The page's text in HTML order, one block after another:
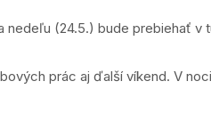
(24.5.) bude prebiehať v
prác aj ďalší víkend. V